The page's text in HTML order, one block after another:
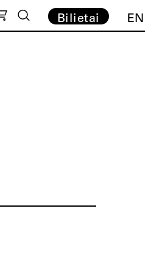
Bilietai EN